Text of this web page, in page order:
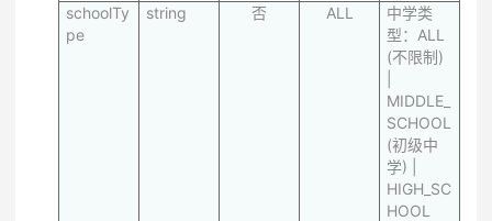
schoolTy
pe
string 否 ALL
中学类
型：ALL
(不限制)
MIDDLE_
SCHOOL
(初级中
学) |
HIGH_SC
HOOL